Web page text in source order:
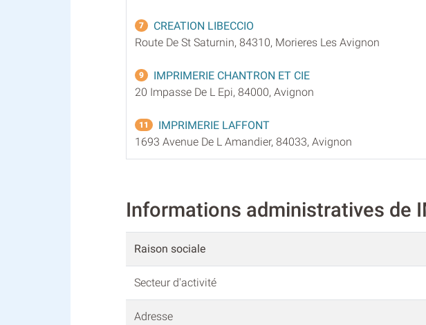
7
CREATION LIBECCIO
Route De St Saturnin, 84310, Morieres Les Avignon
9
IMPRIMERIE CHANTRON ET CIE
20 Impasse De L Epi, 84000, Avignon
11
IMPRIMERIE LAFFONT
1693 Avenue De L Amandier, 84033, Avignon
Informations administratives de
Raison sociale
Secteur d'activité
Adresse